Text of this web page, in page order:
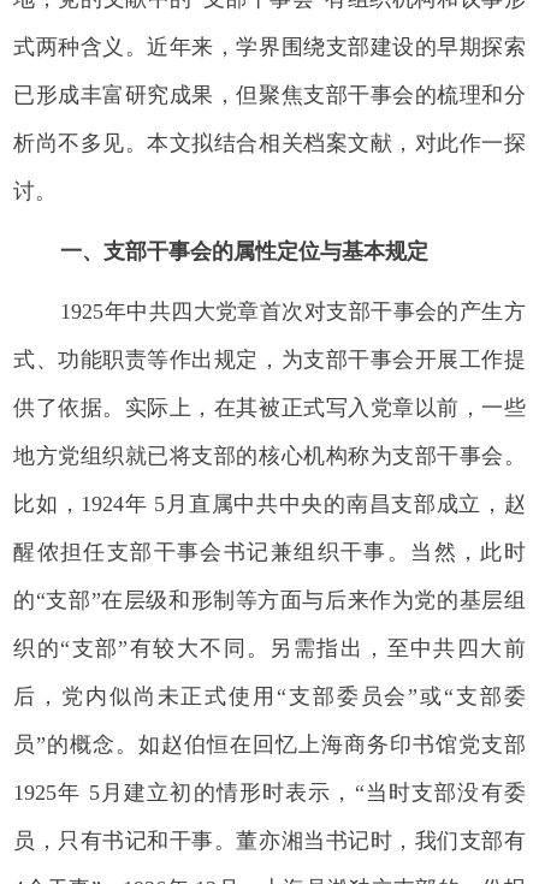
式两种含义。近年来，学界围绕支部建设的早期探索
已形成丰富研究成果，但聚焦支部干事会的梳理和分
析尚不多见。本文拟结合相关档案文献，对此作一探
讨。
一、支部干事会的属性定位与基本规定
1925年中共四大党章首次对支部干事会的产生方
式、功能职责等作出规定，为支部干事会开展工作提
供了依据。实际上，在其被正式写入党章以前，一些
地方党组织就已将支部的核心机构称为支部干事会。
比如，1924年 5月直属中共中央的南昌支部成立，赵
醒侬担任支部干事会书记兼组织干事。当然，此时
的“支部”在层级和形制等方面与后来作为党的基层组
织的“支部”有较大不同。另需指出，至中共四大前
后，党内似尚未正式使用“支部委员会”或“支部委
员”的概念。如赵伯恒在回忆上海商务印书馆党支部
1925年 5月建立初的情形时表示，“当时支部没有委
员，只有书记和干事。董亦湘当书记时，我们支部有